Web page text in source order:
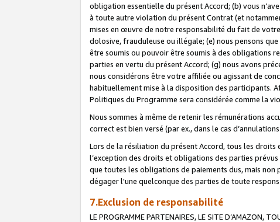
obligation essentielle du présent Accord; (b) vous
à toute autre violation du présent Contrat (et
mises en œuvre de notre responsabilité du fait de
dolosive, frauduleuse ou illégale; (e) nous pensons
être soumis ou pouvoir être soumis à des obligations
parties en vertu du présent Accord; (g) nous avons
nous considérons être votre affiliée ou agissant de
habituellement mise à la disposition des participants.
Politiques du Programme sera considérée comme la
Nous sommes à même de retenir les rémunérations
correct est bien versé (par ex., dans le cas
Lors de la résiliation du présent Accord, tous les
l’exception des droits et obligations des parties
que toutes les obligations de paiements dus, mais
dégager l'une quelconque des parties de toute
7.Exclusion de responsabilité
LE PROGRAMME PARTENAIRES, LE SITE D’AMAZON,